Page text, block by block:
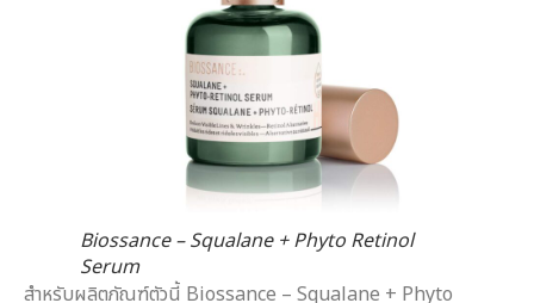
Biossance – Squalane + Phyto Retinol
Serum
สำหรับผลิตภัณฑ์ตัวนี้ Biossance – Squalane + Phyto